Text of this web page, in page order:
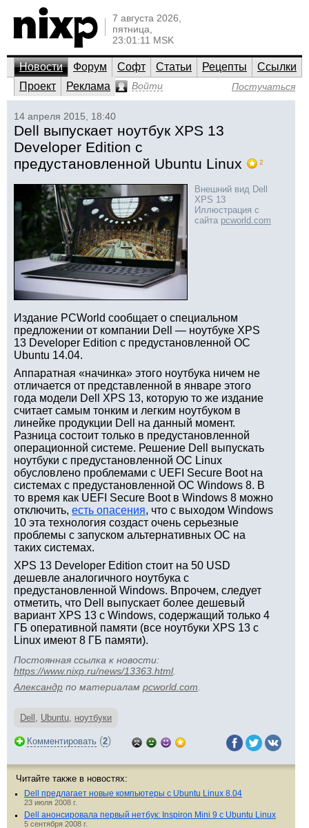
7 августа 2026,
пятница,
23:01:11 MSK
Новости Форум Софт Статьи Рецепты
Ссылки
Проект
Реклама Войти Постучаться
14 апреля 2015, 18:40
Dell выпускает ноутбук XPS 13
Developer Edition с
предустановленной Ubuntu Linux
2
Внешний вид Dell
XPS 13
Иллюстрация с
сайта pcworld.com
Издание PCWorld сообщает о специальном
предложении от компании Dell — ноутбуке XPS
13 Developer Edition с предустановленной ОС
Ubuntu 14.04.
Аппаратная «начинка» этого ноутбука ничем не
отличается от представленной в январе этого
года модели Dell XPS 13, которую то же издание
считает самым тонким и легким ноутбуком в
линейке продукции Dell на данный момент.
Разница состоит только в предустановленной
операционной системе. Решение Dell выпускать
ноутбуки с предустановленной ОС Linux
обусловлено проблемами с UEFI Secure Boot на
системах с предустановленной ОС Windows 8. В
то время как UEFI Secure Boot в Windows 8 можно
отключить, есть опасения, что с выходом Windows
10 эта технология создаст очень серьезные
проблемы с запуском альтернативных ОС на
таких системах.
XPS 13 Developer Edition стоит на 50 USD
дешевле аналогичного ноутбука с
предустановленной Windows. Впрочем, следует
отметить, что Dell выпускает более дешевый
вариант XPS 13 с Windows, содержащий только 4
ГБ оперативной памяти (все ноутбуки XPS 13 с
Linux имеют 8 ГБ памяти).
Постоянная ссылка к новости:
https://www.nixp.ru/news/13363.html.
Aлександр по материалам pcworld.com
Dell , Ubuntu, ноутбуки
Комментировать (2)
Читайте также в новостях:
Dell предлагает новые компьютеры с Ubuntu Linux 8.04
23 июля 2008 г.
Dell анонсировала первый нетбук: Inspiron Mini 9 с Ubuntu Linux
5 сентября 2008 г.